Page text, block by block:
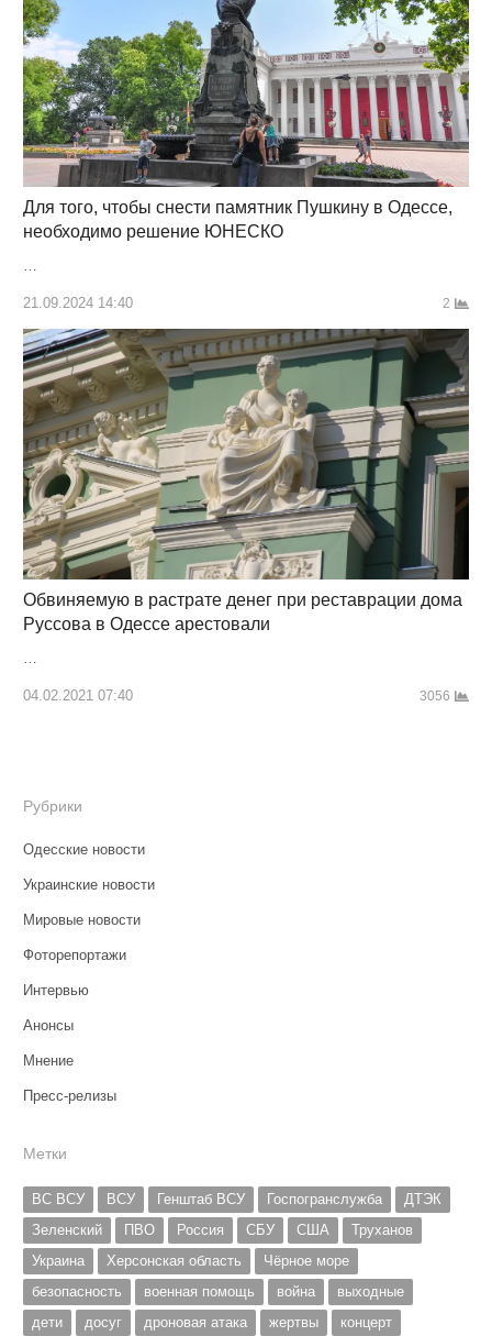
Для того, чтобы снести памятник Пушкину в Одессе,
необходимо решение ЮНЕСКО
…
21.09.2024 14:40 2
Обвиняемую в растрате денег при реставрации дома
Руссова в Одессе арестовали
…
04.02.2021 07:40 3056
Рубрики
Одесские новости
Украинские новости
Мировые новости
Фоторепортажи
Интервью
Анонсы
Мнение
Пресс-релизы
Метки
ВС ВСУ ВСУ Генштаб ВСУ Госпогранслужба
ДТЭК
Зеленский
ПВО Россия СБУ США
Труханов
Украина
Херсонская область
Чёрное море
безопасность
военная помощь война
выходные
дети
досуг дроновая атака жертвы
концерт